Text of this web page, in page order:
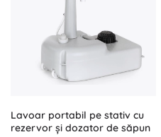
Lavoar portabil pe stativ cu
rezervor și dozator de săpun